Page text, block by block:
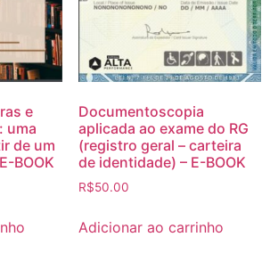
e
uma
de um
BOOK
Documentoscopia
aplicada ao exame do RG
(registro geral – carteira
de identidade) – E-BOOK
R$50.00
Adicionar ao carrinho